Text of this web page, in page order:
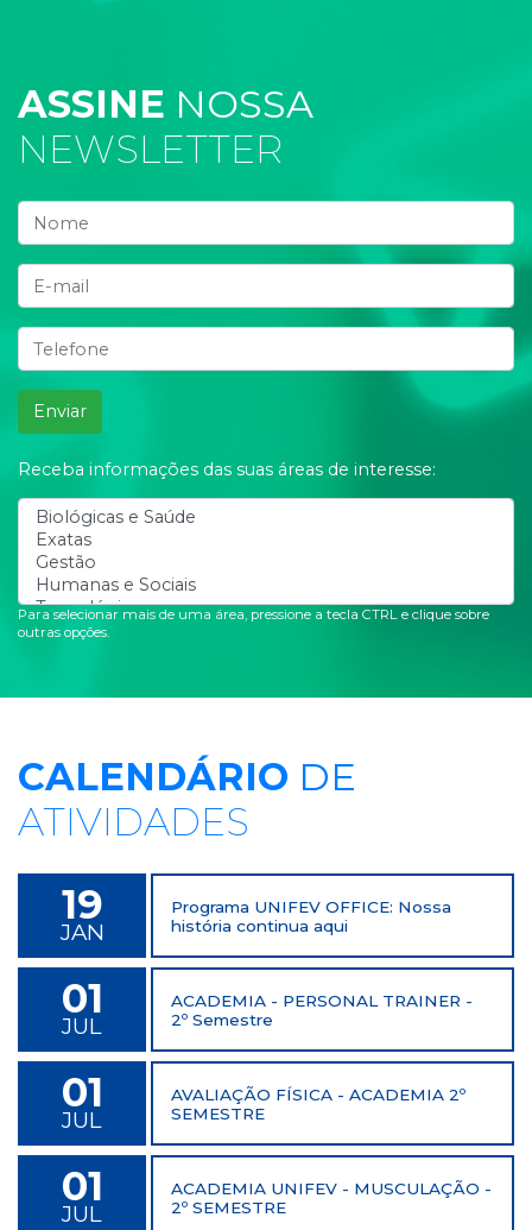
ASSINE NOSSA
NEWSLETTER
Enviar
Receba informações das suas áreas de interesse:
Para selecionar mais de uma área, pressione a tecla CTRL e clique sobre
outras opções.
CALENDÁRIO DE
ATIVIDADES
19
JAN
Programa UNIFEV OFFICE: Nossa
história continua aqui
01
JUL
ACADEMIA - PERSONAL TRAINER -
2º Semestre
01
JUL
AVALIAÇÃO FÍSICA - ACADEMIA 2º
SEMESTRE
01
JUL
ACADEMIA UNIFEV - MUSCULAÇÃO -
2º SEMESTRE